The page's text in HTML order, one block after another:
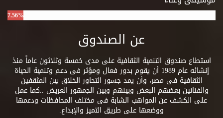
7.56%
عن الصندوق
استطاع صندوق التنمية الثقافية على مدى خمسة وثلاثون عاماً منذ
إنشائه عام 1989 أن يقوم بدور فعال ومؤثر فى دعم وتنمية الحياة
الثقافية فى مصر، وأن يمد جسور التحاور الخلاق بين المثقفين
والفنانين بعضهم البعض وبينهم وبين الجمهور العريض ..كما عمل
على الكشف عن المواهب الشابة فى مختلف المحافظات ودعمها
ووضعها على طريق التميز والإبداع.